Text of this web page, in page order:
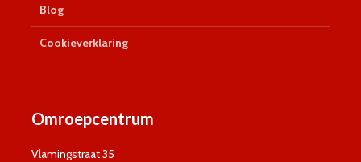
Blog
Cookieverklaring
Omroepcentrum
Vlamingstraat 35